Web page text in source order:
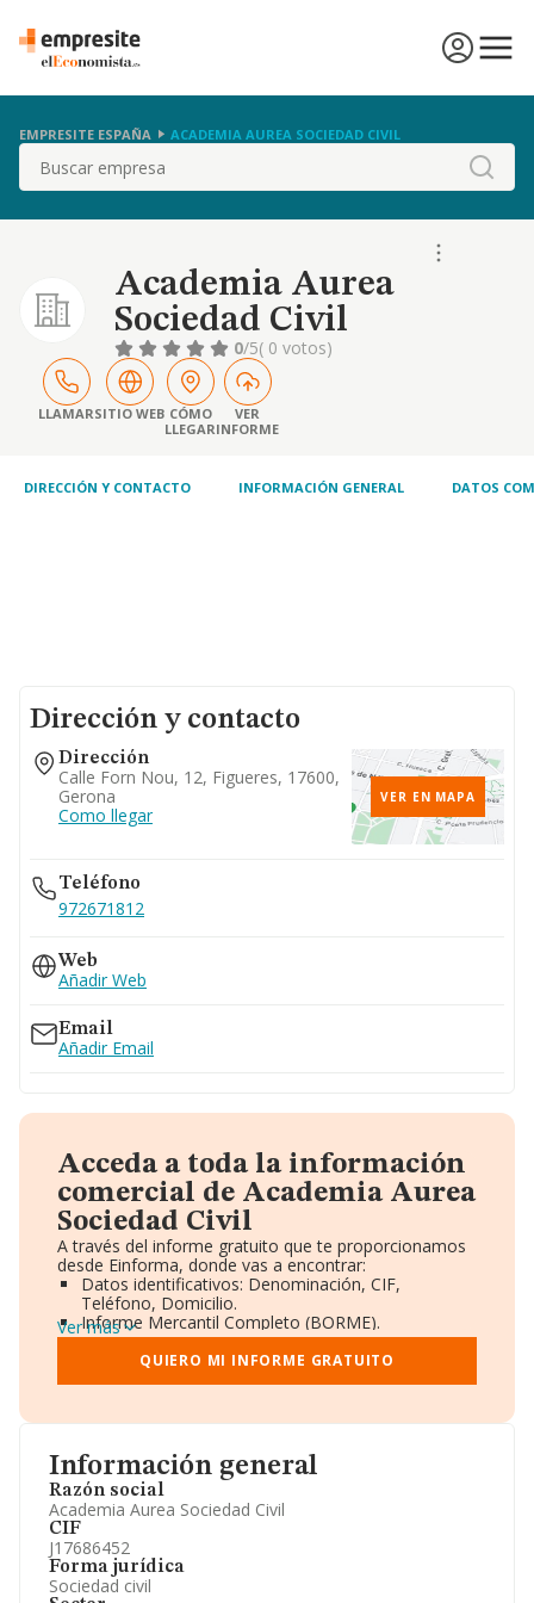
EMPRESITE ESPAÑA ACADEMIA AUREA SOCIEDAD CIVIL
Buscar
Academia Aurea
Sociedad Civil
0/5( 0 votos)
LLAMARSITIO WEB CÓMO
LLEGAR
VER
INFORME
DIRECCIÓN Y CONTACTO INFORMACIÓN GENERAL DATOS
Información general
Razón social
Academia Aurea Sociedad Civil
CIF
J17686452
Forma jurídica
Sociedad civil
Dirección y contacto
Dirección
Calle Forn Nou, 12, Figueres, 17600,
Gerona
Como llegar
VER EN MAPA
Teléfono
972671812
Web
Añadir Web
Email
Añadir Email
Acceda a toda la información
comercial de Academia Aurea
Sociedad Civil
A través del informe gratuito que te proporcionamos
desde Einforma, donde vas a encontrar:
Datos identificativos: Denominación, CIF,
Teléfono, Domicilio.
Informe Mercantil Completo (BORME).
Gráficos de Evolución Ventas y Empleados.
Consejo de Administración y Administradores.
Directivos y Ejecutivos.
Información oficial y registral complementaria.
Ver más
QUIERO MI INFORME GRATUITO